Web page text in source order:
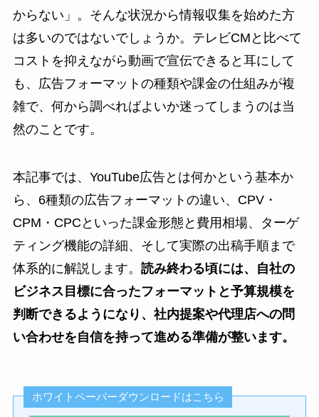
からない」。そんな状況から情報収集を始めた方
は多いのではないでしょうか。テレビCMと比べて
コストを抑えながら動画で宣伝できると耳にして
も、広告フォーマットの種類や課金の仕組みが複
雑で、何から調べればよいか迷ってしまうのは当
然のことです。
本記事では、YouTube広告とは何かという基本か
ら、6種類の広告フォーマットの違い、CPV・
CPM・CPCといった課金形態と費用相場、ターゲ
ティング機能の詳細、そして実際の出稿手順まで
体系的に解説します。 読み終わる頃には、自社の
ビジネス目標に合ったフォーマットと予算規模を
判断できるようになり、社内提案や代理店への問
い合わせを自信を持って進める準備が整います。
ホワイトペーパーダウンロードはこちら